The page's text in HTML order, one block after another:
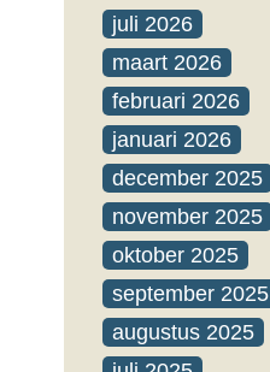
juli 2026
maart 2026
februari 2026
januari 2026
december 2025
november 2025
oktober 2025
september 2025
augustus 2025